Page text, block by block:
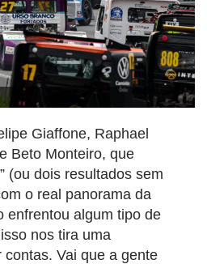
Giaffone, Raphael
Beto Monteiro, que
(ou dois resultados sem
o real panorama da
enfrentou algum tipo de
nos tira uma
Vai que a gente